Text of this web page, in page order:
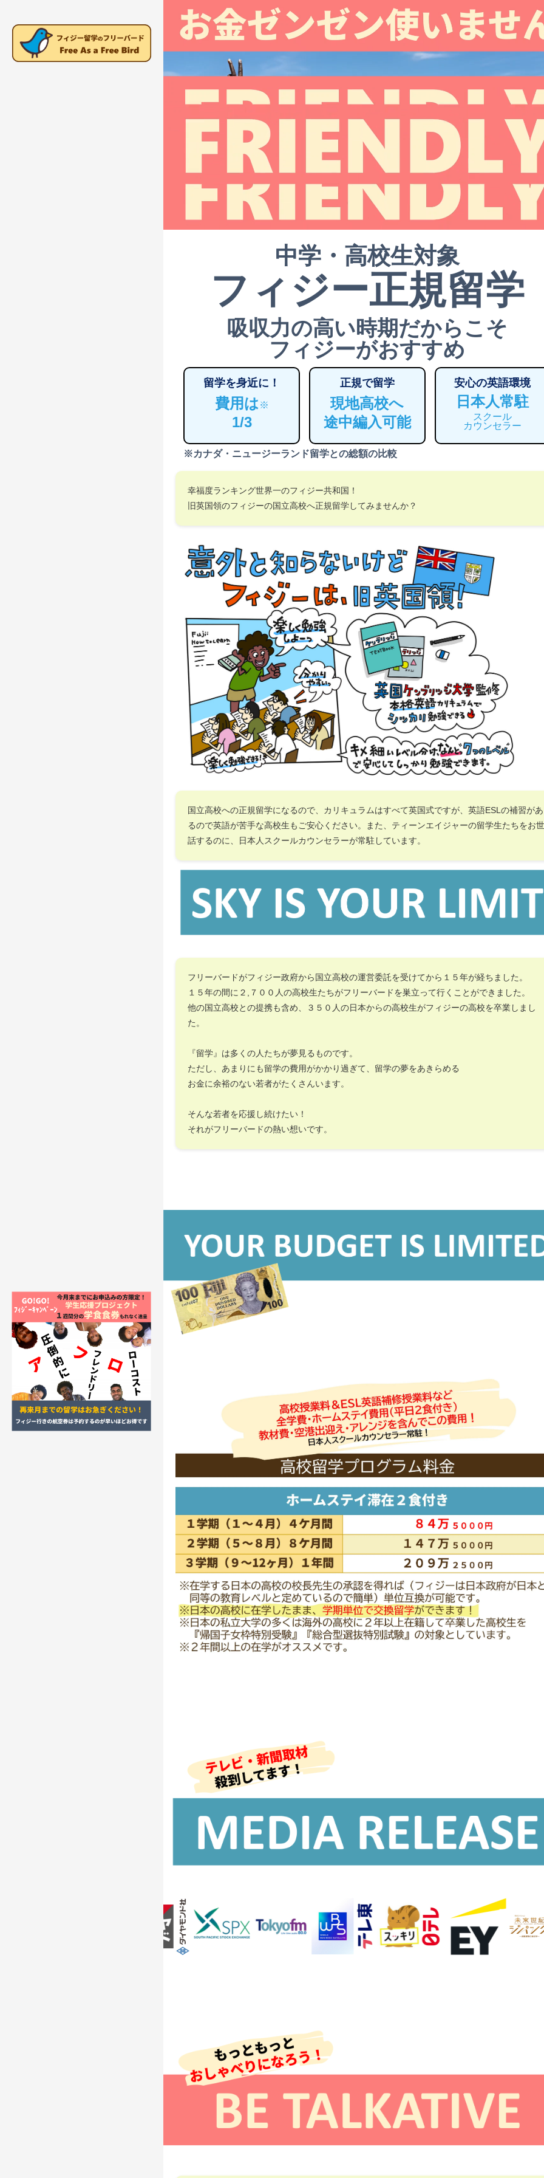
中学・高校生対象
フィジー正規留学
吸収力の高い時期だからこそ
フィジーがおすすめ
留学を身近に！
費用は※
1/3
正規で留学
現地高校へ
途中編入可能
安心の英語環境
日本人常駐
スクール
カウンセラー
※カナダ・ニュージーランド留学との総額の比較
幸福度ランキング世界一のフィジー共和国！
旧英国領のフィジーの国立高校へ正規留学してみませんか？
国立高校への正規留学になるので、カリキュラムはすべて英国式ですが、英語ESLの補習があ
るので英語が苦手な高校生もご安心ください。また、ティーンエイジャーの留学生たちをお世
話するのに、日本人スクールカウンセラーが常駐しています。
フリーバードがフィジー政府から国立高校の運営委託を受けてから１５年が経ちました。
１５年の間に２,７００人の高校生たちがフリーバードを巣立って行くことができました。
他の国立高校との提携も含め、３５０人の日本からの高校生がフィジーの高校を卒業しまし
た。
『留学』は多くの人たちが夢見るものです。
ただし、あまりにも留学の費用がかかり過ぎて、留学の夢をあきらめる
お金に余裕のない若者がたくさんいます。
そんな若者を応援し続けたい！
それがフリーバードの熱い想いです。